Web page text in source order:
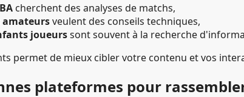
cherchent des analyses de matchs,
amateursveulent des conseils techniques,
joueurssont souvent à la recherche
permet de mieux cibler votre contenu et vos
plateformes pour